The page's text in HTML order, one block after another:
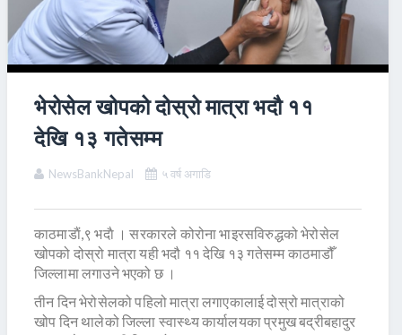
भेरोसेल खोपको दोस्रो मात्रा भदौ ११
देखि १३ गतेसम्म
NewsBankNepal ५ वर्ष अगाडि
काठमाडाैं,९ भदाै । सरकारले कोरोना भाइरसविरुद्धको भेरोसेल
खोपको दोस्रो मात्रा यही भदौ ११ देखि १३ गतेसम्म काठमाडौँ
जिल्लामा लगाउने भएको छ ।
तीन दिन भेरोसेलको पहिलो मात्रा लगाएकालाई दोस्रो मात्राको
खोप दिन थालेको जिल्ला स्वास्थ्य कार्यालयका प्रमुख बद्रीबहादुर